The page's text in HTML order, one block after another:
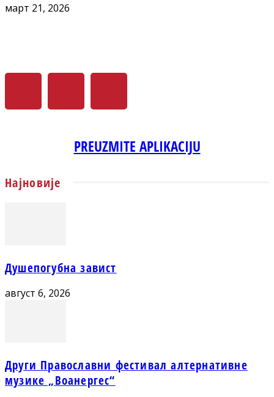
март 21, 2026
PREUZMITE APLIKACIJU
Најновије
Душепогубна завист
август 6, 2026
Други Православни фестивал алтернативне
музике „Воанергес“